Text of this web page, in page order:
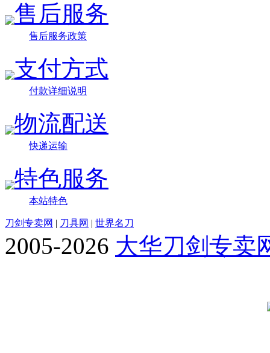
售后服务
售后服务政策
支付方式
付款详细说明
物流配送
快递运输
特色服务
本站特色
刀剑专卖网 | 刀具网 | 世界名刀
2005-2026 大华刀剑专卖